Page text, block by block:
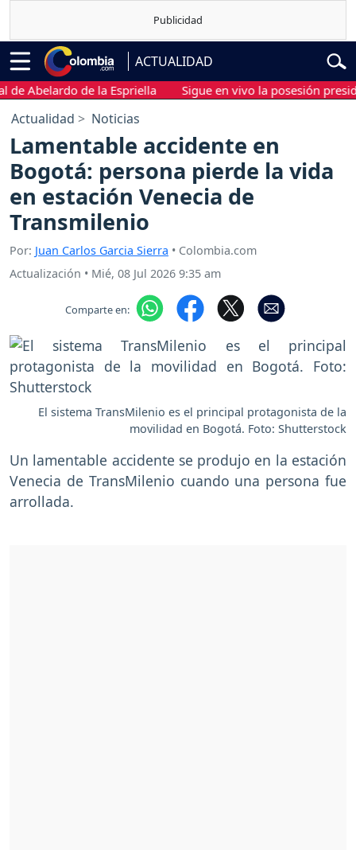
ACTUALIDAD
de la Espriella Sigue en vivo la posesión
Actualidad Noticias
Lamentable accidente en
Bogotá: persona pierde la vida
en estación Venecia de
Transmilenio
Por: Juan Carlos Garcia Sierra • Colombia.com
Actualización • Mié, 08 Jul 2026 9:35 am
Comparte en:
El sistema TransMilenio es el principal protagonista de la
movilidad en Bogotá. Foto: Shutterstock
Un lamentable accidente se produjo en la estación
Venecia de TransMilenio cuando una persona fue
arrollada.